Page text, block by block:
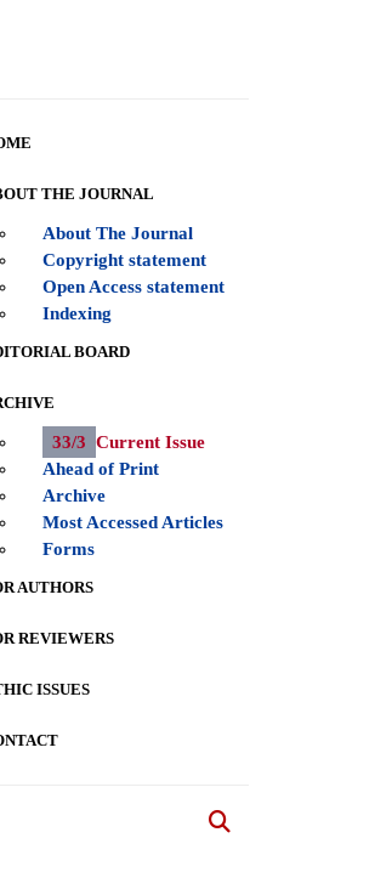
THE JOURNAL
About The Journal
Copyright statement
Open Access statement
Indexing
BOARD
33/3 Current Issue
Ahead of Print
Archive
Most Accessed Articles
Forms
AUTHORS
REVIEWERS
ISSUES